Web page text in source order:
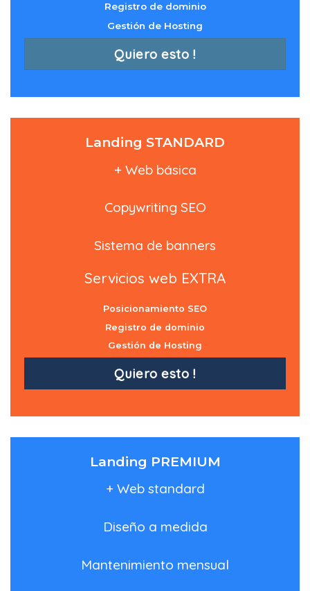
Registro de dominio
Gestión de Hosting
Quiero esto !
Landing STANDARD
+ Web básica
Copywriting SEO
Sistema de banners
Servicios web EXTRA
Posicionamiento SEO
Registro de dominio
Gestión de Hosting
Quiero esto !
Landing PREMIUM
+ Web standard
Diseño a medida
Mantenimiento mensual